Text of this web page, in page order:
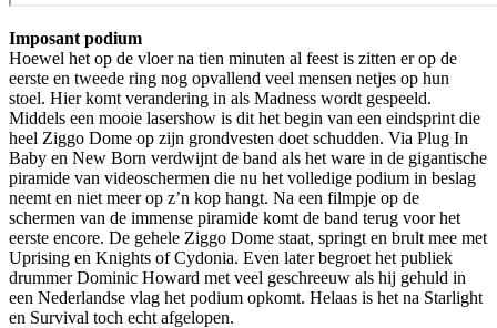
Imposant podium
Hoewel het op de vloer na tien minuten al feest is zitten er op de
eerste en tweede ring nog opvallend veel mensen netjes op hun
stoel. Hier komt verandering in als Madness wordt gespeeld.
Middels een mooie lasershow is dit het begin van een eindsprint die
heel Ziggo Dome op zijn grondvesten doet schudden. Via Plug In
Baby en New Born verdwijnt de band als het ware in de gigantische
piramide van videoschermen die nu het volledige podium in beslag
neemt en niet meer op z’n kop hangt. Na een filmpje op de
schermen van de immense piramide komt de band terug voor het
eerste encore. De gehele Ziggo Dome staat, springt en brult mee met
Uprising en Knights of Cydonia. Even later begroet het publiek
drummer Dominic Howard met veel geschreeuw als hij gehuld in
een Nederlandse vlag het podium opkomt. Helaas is het na Starlight
en Survival toch echt afgelopen.